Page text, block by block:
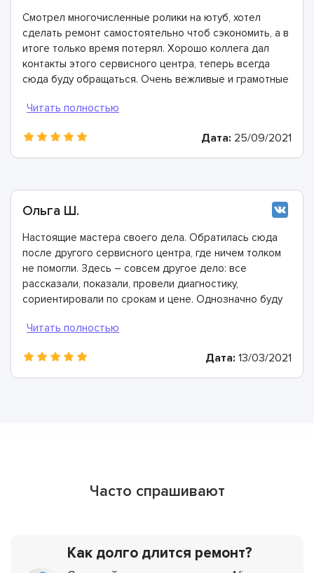
Смотрел многочисленные ролики на ютуб, хотел
сделать ремонт самостоятельно чтоб сэкономить, а в
итоге только время потерял. Хорошо коллега дал
контакты этого сервисного центра, теперь всегда
сюда буду обращаться. Очень вежливые и грамотные
гарантию.
Дата: 25/09/2021
Ольга Ш.
Настоящие мастера своего дела. Обратилась сюда
после другого сервисного центра, где ничем толком
не помогли. Здесь – совсем другое дело: все
рассказали, показали, провели диагностику,
сориентировали по срокам и цене. Однозначно буду
Дата: 13/03/2021
Часто спрашивают
Как долго длится ремонт?